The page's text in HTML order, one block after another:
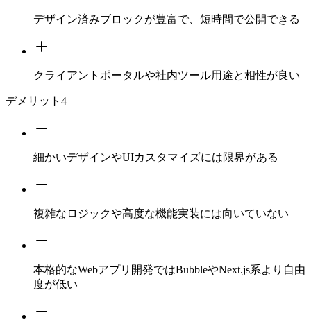
デザイン済みブロックが豊富で、短時間で公開できる
クライアントポータルや社内ツール用途と相性が良い
デメリット 4
細かいデザインやUIカスタマイズには限界がある
複雑なロジックや高度な機能実装には向いていない
本格的なWebアプリ開発ではBubbleやNext.js系より自由
度が低い